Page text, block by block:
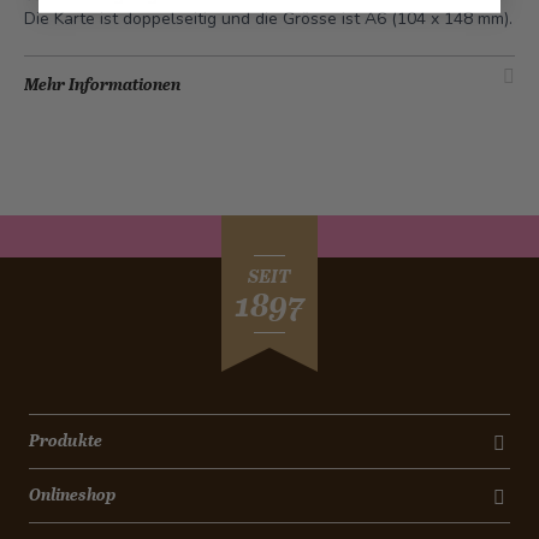
Die Karte ist doppelseitig und die Grösse ist A6 (104 x 148 mm).
Mehr Informationen
SEIT
1897
Produkte
Onlineshop